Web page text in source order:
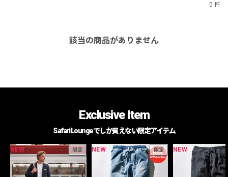
0 件
該当の商品がありません
Exclusive Item
Safari Loungeでしか買えない限定アイテム
NEW 限定 NEW 限定 NEW